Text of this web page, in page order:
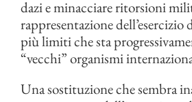
dazi e minacciare ritorsioni
rappresentazione
più limiti che sta
“vecchi” organismi
Una sostituzione che sembra